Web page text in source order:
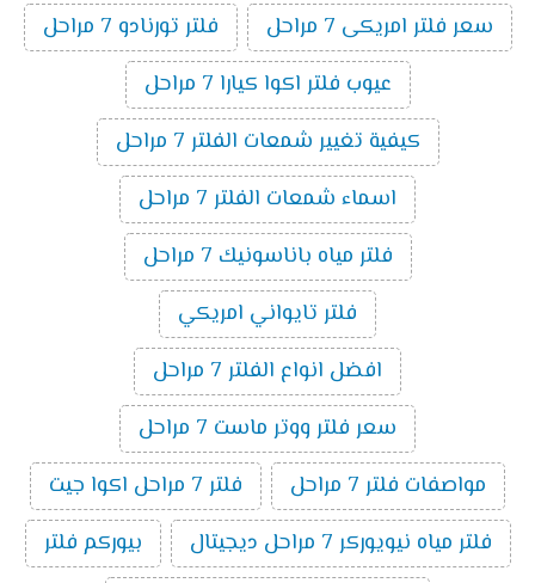
سعر فلتر امريكى 7 مراحل
فلتر تورنادو 7 مراحل
عيوب فلتر اكوا كيارا 7 مراحل
كيفية تغيير شمعات الفلتر 7 مراحل
اسماء شمعات الفلتر 7 مراحل
فلتر مياه باناسونيك 7 مراحل
فلتر تايواني امريكي
افضل انواع الفلتر 7 مراحل
سعر فلتر ووتر ماست 7 مراحل
مواصفات فلتر 7 مراحل
فلتر 7 مراحل اكوا جيت
فلتر مياه نيويوركر 7 مراحل ديجيتال
بيوركم فلتر